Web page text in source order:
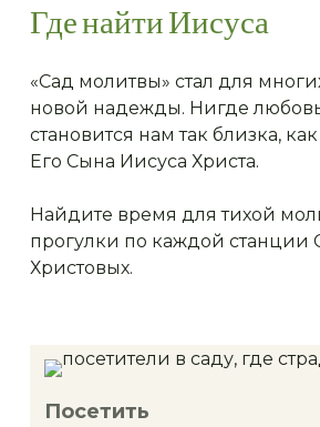
Где найти Иисуса
«Сад молитвы» стал для
новой надежды. Нигде
становится нам так близка,
Его Сына Иисуса Христа.
Найдите время для тихой
прогулки по каждой станции
Христовых.
Посетить